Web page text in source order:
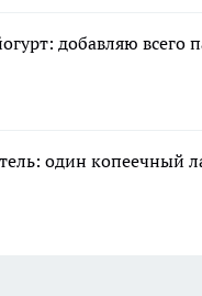
добавляю
один копеечный